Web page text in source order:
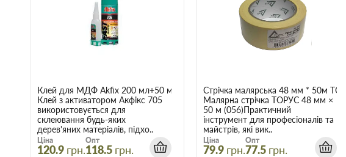
Гнучкі знижки:Діє гнучка система знижок, варто лише враховувати, що
нашому інтернет-магазині починає діяти при купівлі двох і більше товарів.
Купити Дюбель з L-подібним гачком 06К/4х40 мм
й отримати з доставкою саме ті товари та послуги, які вам потрібні.
Клей для МДФ Akfix 200 мл+50 мл
Клей з активатором Акфікс 705
використовується для
склеювання будь-яких
дерев'яних матеріалів, підхо..
Ціна
120.9 грн.
Опт
118.5 грн.
Стрічка малярська 48 мм * 50м
Малярна стрічка ТОРУС 48 мм ×
50 м (056)Практичний
інструмент для професіоналів та
майстрів, які вик..
Ціна
79.9 грн.
Опт
77.5 грн.